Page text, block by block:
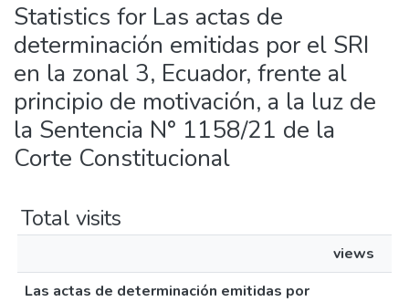
Statistics for Las actas de
determinación emitidas por el SRI
en la zonal 3, Ecuador, frente al
principio de motivación, a la luz de
la Sentencia N° 1158/21 de la
Corte Constitucional
Total visits
views
Las actas de determinación emitidas por